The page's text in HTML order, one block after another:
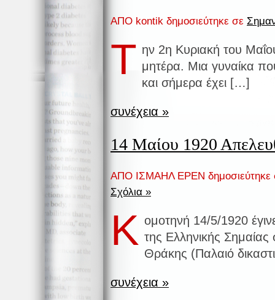
ΑΠΟ kontik δημοσιεύτηκε σε
Τ ην 2η Κυριακή του
μητέρα. Μια γυναίκα
και σήμερα έχει […]
συνέχεια »
14 Μαίου 1920
ΑΠΟ ΙΣΜΑΗΛ ΕΡΕΝ
Σχόλια »
Κ ομοτηνή 14/5/1920
της Ελληνικής Σημαίας
Θράκης (Παλαιό
συνέχεια »